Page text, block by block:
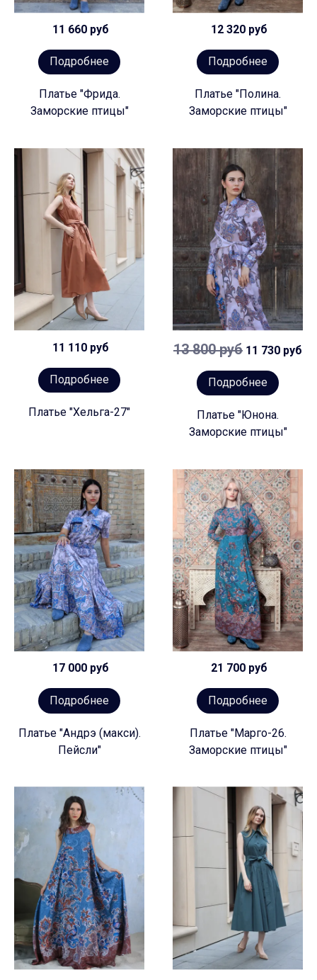
11 660 руб
Подробнее
Платье "Фрида.
Заморские птицы"
12 320 руб
Подробнее
Платье "Полина.
Заморские птицы"
11 110 руб
Подробнее
Платье "Хельга-27"
13 800 руб 11 730 руб
Подробнее
Платье "Юнона.
Заморские птицы"
17 000 руб
Подробнее
Платье "Андрэ (макси).
Пейсли"
21 700 руб
Подробнее
Платье "Марго-26.
Заморские птицы"